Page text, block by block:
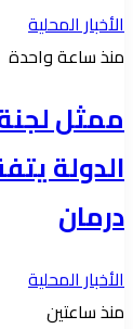
الأخبار المحلية
منذ ساعة واحدة
ممثل
الدولة
درمان
الأخبار المحلية
منذ ساعتين